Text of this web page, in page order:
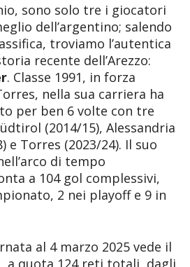
sono solo tre i giocatori
dell’argentino; salendo
troviamo l’autentica
recente dell’Arezzo:
. Classe 1991, in forza
nella sua carriera ha
per ben 6 volte con tre
(2014/15), Alessandria
e Torres (2023/24). Il suo
di tempo
a 104 gol complessivi,
2 nei playoff e 9 in
al 4 marzo 2025 vede il
a quota 124 reti totali, dagli